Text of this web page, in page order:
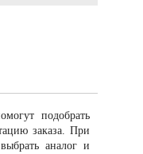
подобрать
заказа. При
аналог и